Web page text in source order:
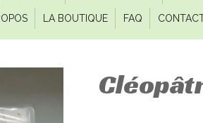
LA BOUTIQUE FAQ